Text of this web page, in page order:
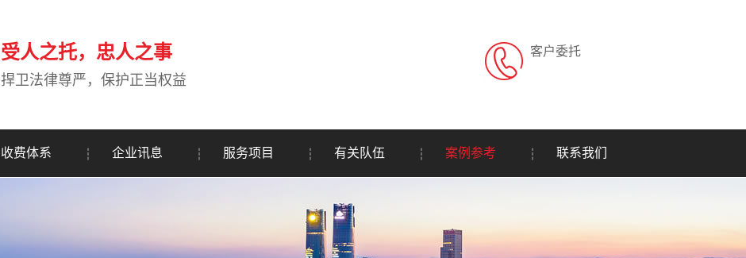
受人之托，忠人之事
捍卫法律尊严，保护正当权益
客户委托
收费体系 企业讯息 服务项目 有关队伍 案例参考 联系我们